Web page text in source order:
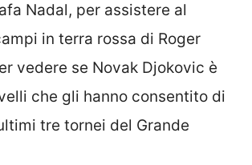
Nadal, per assistere al
in terra rossa di Roger
vedere se Novak Djokovic è
che gli hanno consentito di
tre tornei del Grande